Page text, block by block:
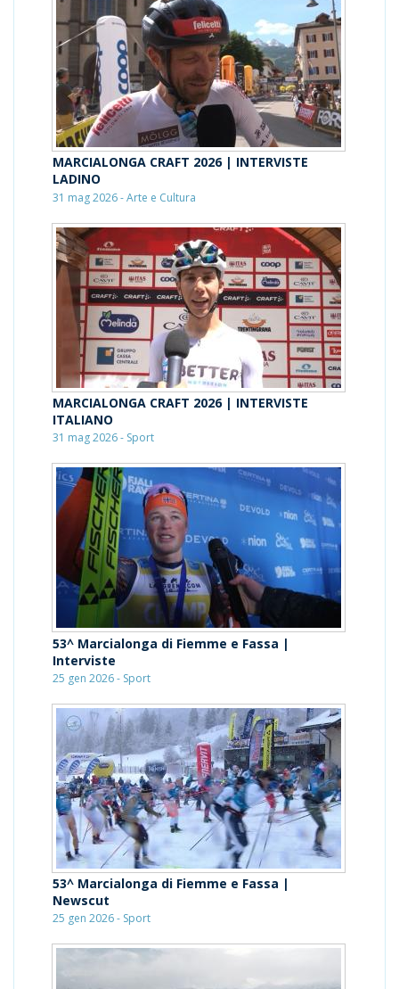
MARCIALONGA CRAFT 2026 | INTERVISTE
LADINO
31 mag 2026 - Arte e Cultura
MARCIALONGA CRAFT 2026 | INTERVISTE
ITALIANO
31 mag 2026 - Sport
53^ Marcialonga di Fiemme e Fassa |
Interviste
25 gen 2026 - Sport
53^ Marcialonga di Fiemme e Fassa |
Newscut
25 gen 2026 - Sport